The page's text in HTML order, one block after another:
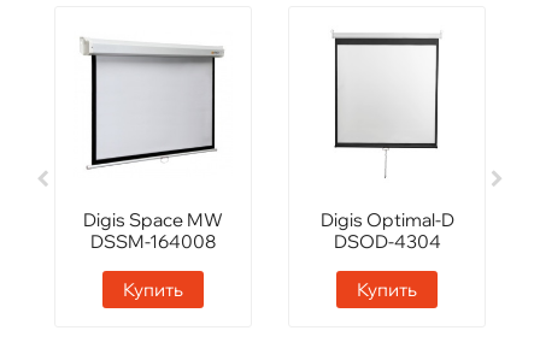
Digis Space MW
DSSM-164008
Купить
Digis Optimal-D
DSOD-4304
Купить